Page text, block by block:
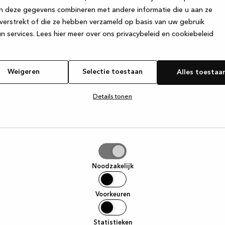
deze gegevens combineren met andere informatie die u aan ze
of die ze hebben verzameld op basis van uw gebruik
services. Lees hier meer over ons privacybeleid en cookiebeleid
Weigeren Selectie toestaan Alles
Details tonen
Noodzakelijk
Voorkeuren
Statistieken
has occurred while loadingwww.kvik.be (see the